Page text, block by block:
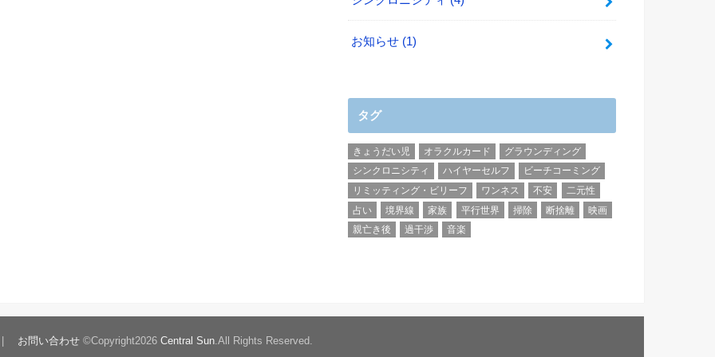
お知らせ (1)
タグ
きょうだい児 オラクルカード
グラウンディング
シンクロニシティ
ハイヤーセルフ
ビーチコーミング
リミッティング・ビリーフ
ワンネス 不安
二元性
占い
境界線 家族 平行世界 掃除 断捨離
映画
親亡き後
過干渉 音楽
お問い合わせ ©Copyright2026 Central Sun .All Rights Reserved.